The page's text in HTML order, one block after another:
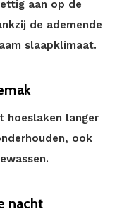
aan op de
de ademende
slaapklimaat.
hoeslaken langer
ook
nacht